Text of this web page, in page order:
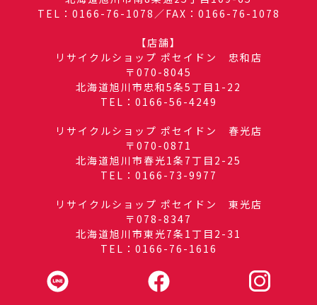
TEL：0166-76-1078／FAX：0166-76-1078
【店舗】
リサイクルショップ ポセイドン 忠和店
〒070-8045
北海道旭川市忠和5条5丁目1-22
TEL：0166-56-4249
リサイクルショップ ポセイドン 春光店
〒070-0871
北海道旭川市春光1条7丁目2-25
TEL：0166-73-9977
リサイクルショップ ポセイドン 東光店
〒078-8347
北海道旭川市東光7条1丁目2-31
TEL：0166-76-1616